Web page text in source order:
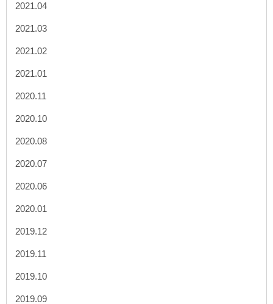
2021.04
2021.03
2021.02
2021.01
2020.11
2020.10
2020.08
2020.07
2020.06
2020.01
2019.12
2019.11
2019.10
2019.09